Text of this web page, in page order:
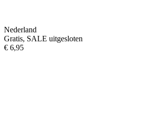
Nederland
Gratis, SALE uitgesloten
€ 6,95